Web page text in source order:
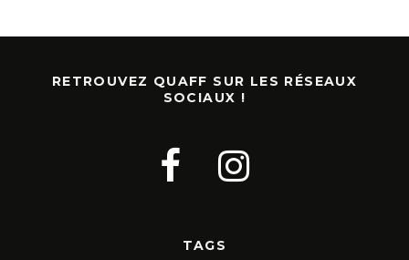
RETROUVEZ QUAFF SUR LES RÉSEAUX
SOCIAUX !
TAGS